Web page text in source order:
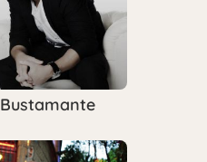
Bustamante